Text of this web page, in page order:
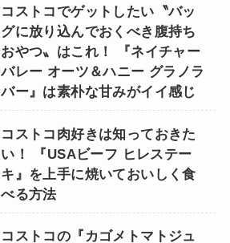
コストコでゲットしたい〝バッ
グに放り込んでおくべき腹持ち
おやつ〟はこれ！ 『ネイチャー
バレー オーツ＆ハニー グラノラ
バー』は素朴な甘みがイイ感じ
コストコ肉好きは知っておきた
い！ 『USAビーフ ヒレステー
キ』を上手に焼いておいしく食
べる方法
コストコの『カゴメトマトジュ